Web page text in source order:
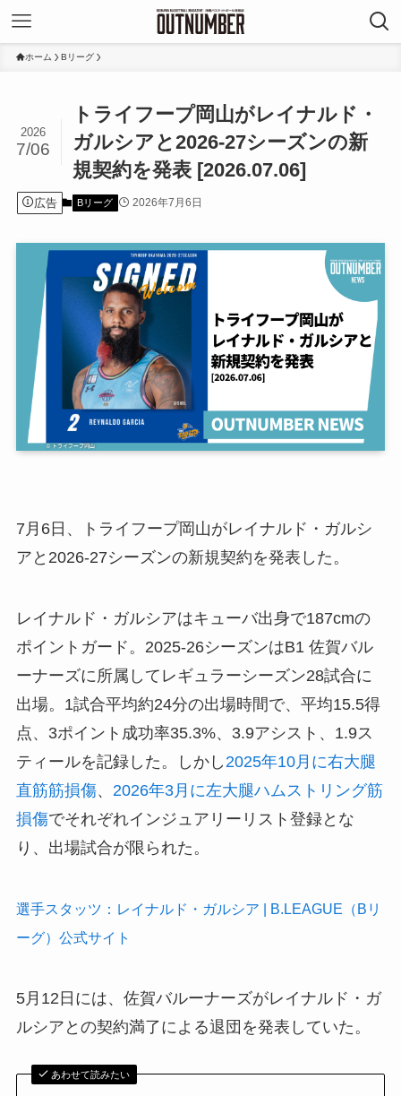
ホーム Bリーグ
トライフープ岡山がレイナルド・
ガルシアと2026-27シーズンの新
規契約を発表 [2026.07.06]
2026
7/06
広告 Bリーグ 2026年7月6日
7月6日、トライフープ岡山がレイナルド・ガルシ
アと2026-27シーズンの新規契約を発表した。
レイナルド・ガルシアはキューバ出身で187cmの
ポイントガード。2025-26シーズンはB1 佐賀バル
ーナーズに所属してレギュラーシーズン28試合に
出場。1試合平均約24分の出場時間で、平均15.5得
点、3ポイント成功率35.3%、3.9アシスト、1.9ス
ティールを記録した。しかし 2025年10月に右大腿
直筋筋損傷、 2026年3月に左大腿ハムストリング筋
損傷でそれぞれインジュアリーリスト登録とな
り、出場試合が限られた。
選手スタッツ：レイナルド・ガルシア | B.LEAGUE（Bリ
ーグ）公式サイト
5月12日には、佐賀バルーナーズがレイナルド・ガ
ルシアとの契約満了による退団を発表していた。
あわせて読みたい